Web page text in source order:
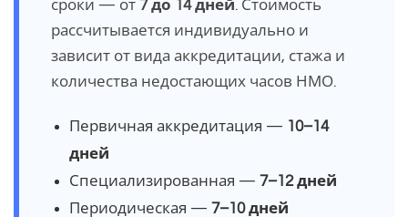
сроки — от 7 до 14 дней. Стоимость
рассчитывается индивидуально и
зависит от вида аккредитации, стажа и
количества недостающих часов НМО.
Первичная аккредитация — 10–14
дней
Специализированная — 7–12 дней
Периодическая — 7–10 дней